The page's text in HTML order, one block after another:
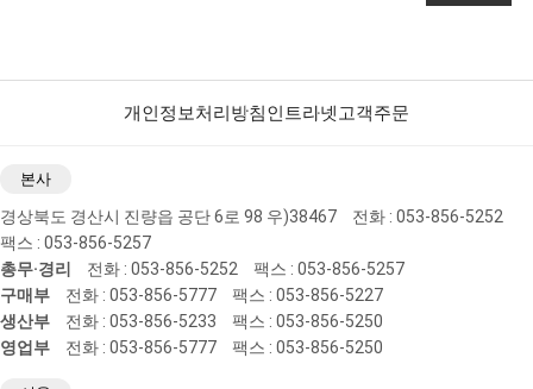
개인정보처리방침인트라넷고객주문
본사
경상북도 경산시 진량읍 공단 6로 98 우)38467
전화 : 053-856-5252
팩스 : 053-856-5257
총무·경리
전화 : 053-856-5252
팩스 : 053-856-5257
구매부
전화 : 053-856-5777
팩스 : 053-856-5227
생산부
전화 : 053-856-5233
팩스 : 053-856-5250
영업부
전화 : 053-856-5777 팩스 : 053-856-5250